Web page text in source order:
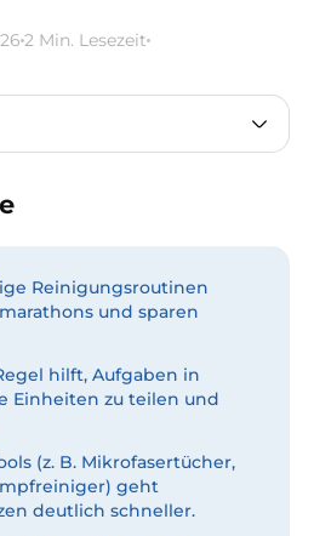
2 Min. Lesezeit
Reinigungsroutinen
und sparen
hilft, Aufgaben in
Einheiten zu teilen und
(z. B. Mikrofasertücher,
geht
deutlich schneller.